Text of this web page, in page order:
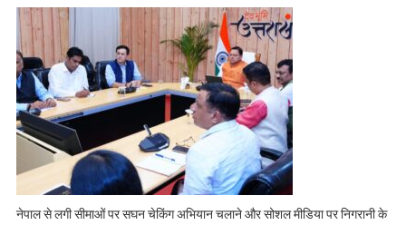
नेपाल से लगी सीमाओं पर सघन चेकिंग अभियान चलाने और सोशल मीडिया पर निगरानी के